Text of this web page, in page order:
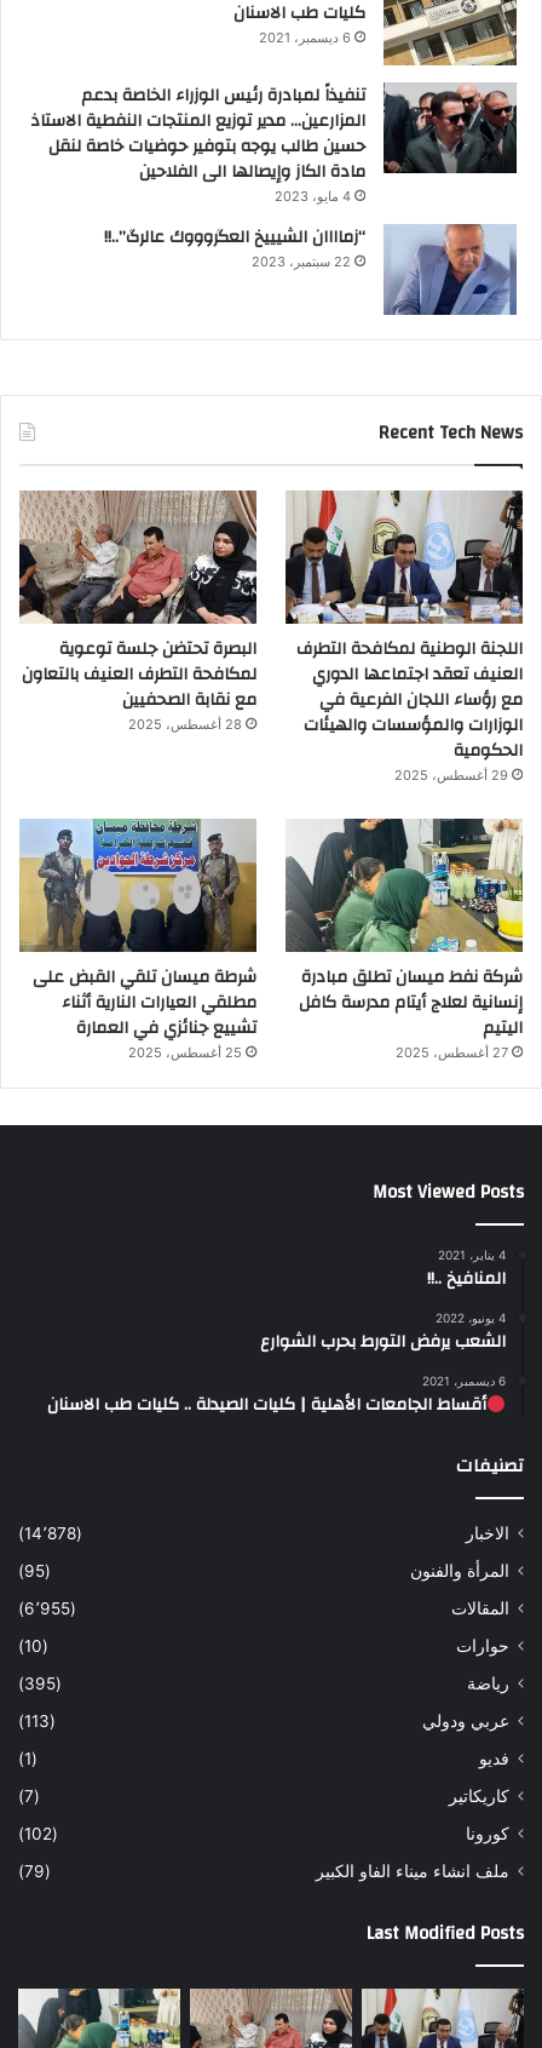
كليات طب الاسنان
6 ديسمبر، 2021
تنفيذاً لمبادرة رئيس الوزراء الخاصة بدعم
المزارعين… مدير توزيع المنتجات النفطية الاستاذ
حسين طالب يوجه بتوفير حوضيات خاصة لنقل
مادة الكاز وإيصالها الى الفلاحين
4 مايو، 2023
“زماااان الشيييخ العگروووك عالرگ”..!!
22 سبتمبر، 2023
Recent Tech News
اللجنة الوطنية لمكافحة التطرف
العنيف تعقد اجتماعها الدوري
مع رؤساء اللجان الفرعية في
الوزارات والمؤسسات والهيئات
الحكومية
29 أغسطس، 2025
البصرة تحتضن جلسة توعوية
لمكافحة التطرف العنيف بالتعاون
مع نقابة الصحفيين
28 أغسطس، 2025
شركة نفط ميسان تطلق مبادرة
إنسانية لعلاج أيتام مدرسة كافل
اليتيم
27 أغسطس، 2025
شرطة ميسان تلقي القبض على
مطلقي العيارات النارية أثناء
تشييع جنائزي في العمارة
25 أغسطس، 2025
Most Viewed Posts
4 يناير، 2021
المنافيخ ..!!
4 يونيو، 2022
الشعب يرفض التورط بحرب الشوارع
6 ديسمبر، 2021
أقساط الجامعات الأهلية | كليات الصيدلة .. كليات طب الاسنان
تصنيفات
الاخبار
(14٬878)
المرأة والفنون
(95)
المقالات
(6٬955)
حوارات
(10)
رياضة
(395)
عربي ودولي
(113)
فديو
(1)
كاريكاتير
(7)
كورونا
(102)
ملف انشاء ميناء الفاو الكبير
(79)
Last Modified Posts